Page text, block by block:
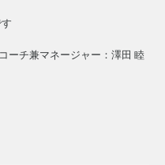
チ兼マネージャー：澤田 睦